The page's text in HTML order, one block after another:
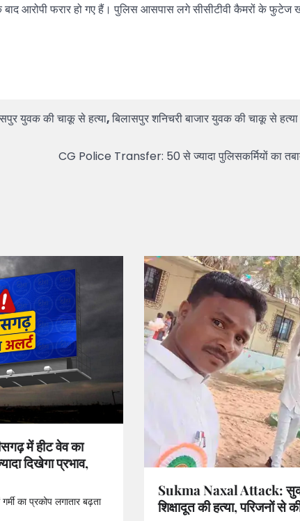
आरोपी फरार हो गए हैं। पुलिस आसपास लगे सीसीटीवी कैमरों के फुटेज
युवक की चाकू से हत्या,बिलासपुर शनिचरी बाजार युवक की चाकू से हत्या
CG Police Transfer: 50 से ज्यादा पुलिसकर्मियों का
में हीट वेव का
दिखेगा प्रभाव,
का प्रकोप लगातार बढ़ता
Sukma Naxal Attack:
शिक्षादूत की हत्या, परिजनों से